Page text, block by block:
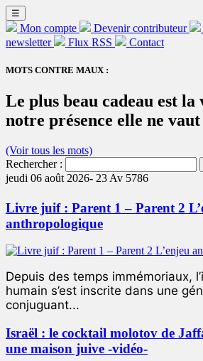
☰
Mon compte Devenir contributeur
newsletter
Flux RSS Contact
MOTS CONTRE MAUX :
Le plus beau cadeau est la
notre présence elle ne
(Voir tous les mots)
Rechercher :
jeudi 06 août 2026- 23 Av 5786
Livre juif : Parent 1 – Parent 2
anthropologique
Depuis des temps immémoriaux,
humain s’est inscrite dans une
conjuguant...
Israël : le cocktail molotov de
une maison juive -vidéo-